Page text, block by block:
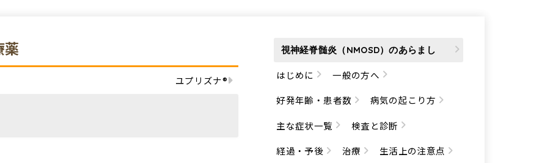
薬
ユプリズナ®
視神経脊髄炎（NMOSD）のあらまし
はじめに
一般の方へ
好発年齢・患者数
病気の起こり方
主な症状一覧
検査と診断
経過・予後
治療
生活上の注意点